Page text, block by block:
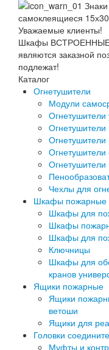
Уважаемые клиенты!
Шкафы ВСТРОЕННЫЕ,
являются заказной
подлежат!
Каталог
Огнетушители
Модули
Огнетушители
Чехлы для
Шкафы пожарные
Шкафы для
Шкафы
Шкафы для
Ключницы
Шкафы для
кранов
Ящики пожарные
Ящики
ветоши
Ящики для
Головки
Муфты и